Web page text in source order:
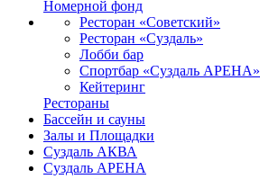
Номерной фонд
Ресторан «Советский»
Ресторан «Суздаль»
Лобби бар
Спортбар «Суздаль АРЕНА»
Кейтеринг
Рестораны
Бассейн и сауны
Залы и Площадки
Суздаль АКВА
Суздаль АРЕНА